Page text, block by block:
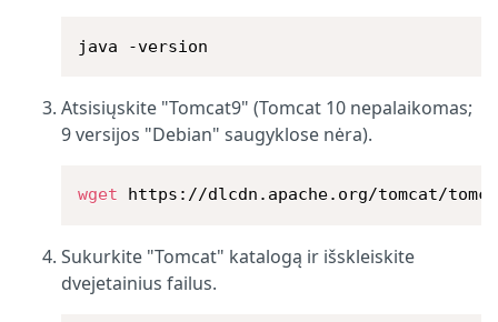
java -version
Atsisiųskite "Tomcat9" (Tomcat 10 nepalaikomas;
9 versijos "Debian" saugyklose nėra).
wget https://dlcdn.apache.org/tomcat/
Sukurkite "Tomcat" katalogą ir išskleiskite
dvejetainius failus.